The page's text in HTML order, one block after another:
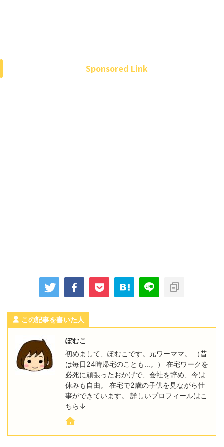
Sponsored Link
この記事を書いた人
ぽむこ
初めまして、ぽむこです。元ワーママ。 （昔
は毎日24時帰宅のことも…。） 在宅ワークを
必死に頑張ったおかげで、会社を辞め、今は
休みも自由。 在宅で2歳の子供を見ながら仕
事ができています。 詳しいプロフィールはこ
ちら↓